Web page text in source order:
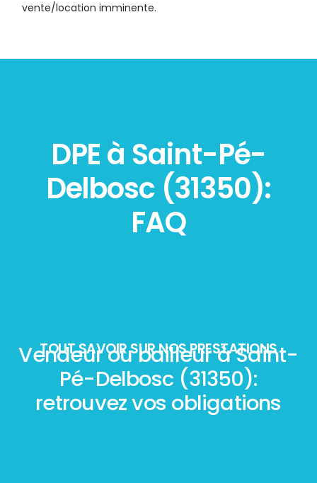
vente/location imminente.
DPE à Saint-Pé-
Delbosc (31350):
FAQ
TOUT SAVOIR SUR NOS PRESTATIONS
Vendeur ou bailleur à Saint-
Pé-Delbosc (31350):
retrouvez vos obligations